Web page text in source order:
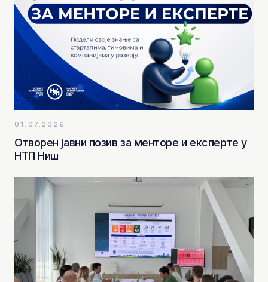
01.07.2026.
Отворен јавни позив за менторе и експерте у
НТП Ниш